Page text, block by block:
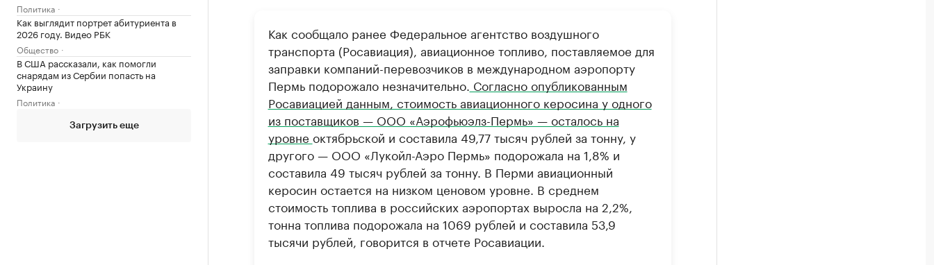
Политика
Как выглядит портрет абитуриента в
2026 году. Видео РБК
Общество
В США рассказали, как помогли
снарядам из Сербии попасть на
Украину
Политика
Загрузить еще
Как сообщало ранее Федеральное агентство воздушного
транспорта (Росавиация), авиационное топливо, поставляемое для
заправки компаний-перевозчиков в международном аэропорту
Пермь подорожало незначительно. Согласно опубликованным
Росавиацией данным, стоимость авиационного керосина у одного
из поставщиков — ООО «Аэрофьюэлз-Пермь» — осталось на
уровне октябрьской и составила 49,77 тысяч рублей за тонну, у
другого — ​ООО «Лукойл-Аэро Пермь» подорожала на 1,8% и
составила 49 тысяч рублей за тонну. В Перми авиационный
керосин остается на низком ценовом уровне. В среднем
стоимость топлива в российских аэропортах выросла на 2,2%,
тонна топлива подорожала на 1069 рублей и составила 53,9
тысячи рублей, говорится в отчете Росавиации.